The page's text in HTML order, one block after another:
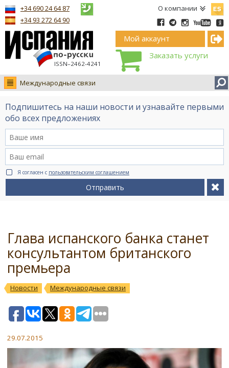
О компании
ISSN–2462-4241
+34 690 24 64 87
+34 93 272 64 90
Мой аккаунт
Заказать услуги
Международные связи
Новости
Интервью
Видео Ruso.TV
BCN life
Сервис на немецком
Подпишитесь на наши новости и узнавайте первыми
обо всех предложениях
Я согласен с пользовательским соглашением
Отправить
Глава испанского банка станет
консультантом британского
премьера
Новости Международные связи
29.07.2015